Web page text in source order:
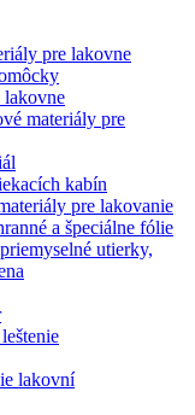
pre lakovne
materiály pre
kabín
pre lakovanie
a špeciálne fólie
utierky,
lakovní